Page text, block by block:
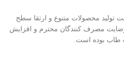
تولید محصولات متنوع و ارتقا سطح
مصرف کنندگان محترم و افزایش
طاب بوده است.